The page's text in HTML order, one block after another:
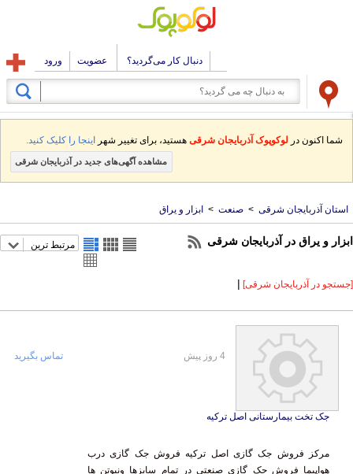
دنبال کار می‌گردید؟ عضویت ورود
شما اکنون در لوکوپوک آذربایجان شرقی هستید، برای تغییر شهر اینجا را کلیک کنید.
مشاهده آگهی‌های جدید در آذربایجان شرقی
استان آذربایجان شرقی > صنعت > ابزار و یراق
ابزار و یراق در آذربایجان شرقی مرتبط ترین
[جستجو در آذربایجان شرقی] |
جک تخت بیمارستانی اصل ترکیه
مرکز فروش جک گازی اصل ترکیه فروش جک گازی درب
هواپیما فروش جک گازی صنعتی در تمام سایزها ونیوتن ها
4 روز پیش تماس بگیرید